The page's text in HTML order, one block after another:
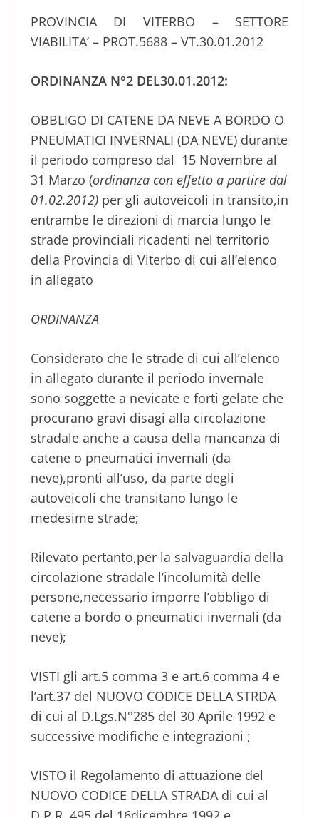
PROVINCIA DI VITERBO – SETTORE
VIABILITA’ – PROT.5688 – VT.30.01.2012
ORDINANZA N°2 DEL30.01.2012:
OBBLIGO DI CATENE DA NEVE A BORDO O
PNEUMATICI INVERNALI (DA NEVE) durante
il periodo compreso dal 15 Novembre al
31 Marzo (ordinanza con effetto a partire dal
01.02.2012)per gli autoveicoli in transito,in
entrambe le direzioni di marcia lungo le
strade provinciali ricadenti nel territorio
della Provincia di Viterbo di cui all’elenco
in allegato
ORDINANZA
Considerato che le strade di cui all’elenco
in allegato durante il periodo invernale
sono soggette a nevicate e forti gelate che
procurano gravi disagi alla circolazione
stradale anche a causa della mancanza di
catene o pneumatici invernali (da
neve),pronti all’uso, da parte degli
autoveicoli che transitano lungo le
medesime strade;
Rilevato pertanto,per la salvaguardia della
circolazione stradale l’incolumità delle
persone,necessario imporre l’obbligo di
catene a bordo o pneumatici invernali (da
neve);
VISTI gli art.5 comma 3 e art.6 comma 4 e
l’art.37 del NUOVO CODICE DELLA STRDA
di cui al D.Lgs.N°285 del 30 Aprile 1992 e
successive modifiche e integrazioni ;
VISTO il Regolamento di attuazione del
NUOVO CODICE DELLA STRADA di cui al